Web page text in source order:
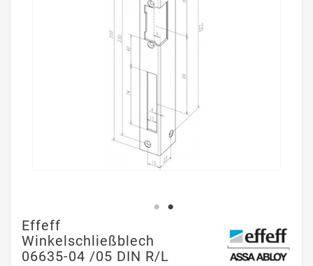
Effeff
Winkelschließblech
06635-04 /05 DIN R/L